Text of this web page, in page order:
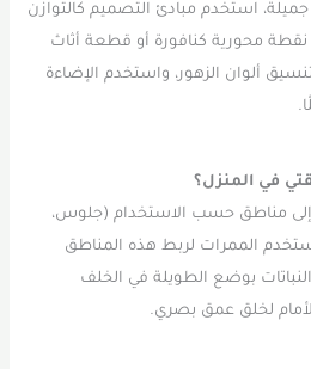
استخدم مبادئ التصميم كالتوازن
محورية كنافورة أو قطعة أثاث
ألوان الزهور، واستخدم الإضاءة
المنزل؟
حسب الاستخدام (جلوس،
الممرات لربط هذه المناطق
بوضع الطويلة في الخلف
لخلق عمق بصري.